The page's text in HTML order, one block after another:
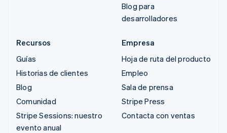
Blog para
desarrolladores
Recursos
Guías
Historias de clientes
Blog
Comunidad
Stripe Sessions: nuestro
evento anual
Empresa
Hoja de ruta del producto
Empleo
Sala de prensa
Stripe Press
Contacta con ventas